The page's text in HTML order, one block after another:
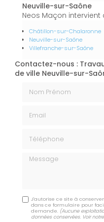
Neuville-sur-Saône
Neos Maçon intervient
Châtillon-sur-Chalaronne
Neuville-sur-Saône
Villefranche-sur-Saône
Contactez-nous :
de ville Neuville-sur-
Message
J'autorise ce site à
dans ce formulaire pour
demande. (Aucune
données conservées. Voir notre